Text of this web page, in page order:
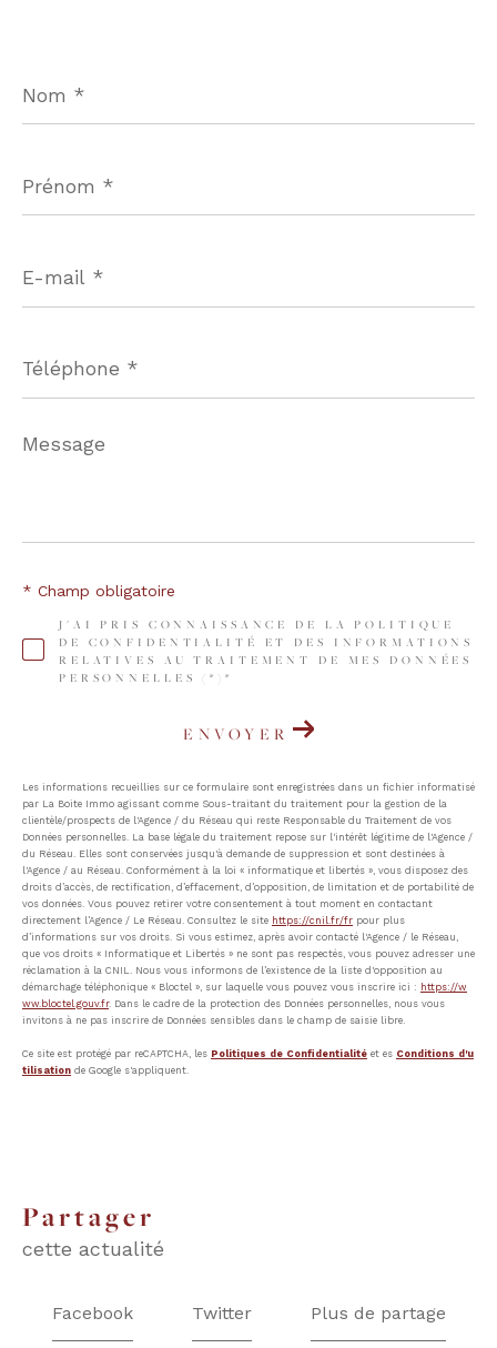
*
*
mail
*
*
Message
*
J'AI PRIS CONNAISSANCE DE LA POLITIQUE
DE CONFIDENTIALITÉ ET DES INFORMATIONS
RELATIVES AU TRAITEMENT DE MES DONNÉES
PERSONNELLES (*)*
* Champ obligatoire
ENVOYER
Les informations recueillies sur ce formulaire sont enregistrées dans un fichier informatisé
par La Boite Immo agissant comme Sous-traitant du traitement pour la gestion de la
clientèle/prospects de l'Agence / du Réseau qui reste Responsable du Traitement de vos
Données personnelles. La base légale du traitement repose sur l'intérêt légitime de l'Agence /
du Réseau. Elles sont conservées jusqu'à demande de suppression et sont destinées à
l'Agence / au Réseau. Conformément à la loi « informatique et libertés », vous disposez des
droits d’accès, de rectification, d’effacement, d’opposition, de limitation et de portabilité de
vos données. Vous pouvez retirer votre consentement à tout moment en contactant
directement l’Agence / Le Réseau. Consultez le site https://cnil.fr/fr pour plus
d’informations sur vos droits. Si vous estimez, après avoir contacté l'Agence / le Réseau,
que vos droits « Informatique et Libertés » ne sont pas respectés, vous pouvez adresser une
réclamation à la CNIL. Nous vous informons de l’existence de la liste d'opposition au
démarchage téléphonique « Bloctel », sur laquelle vous pouvez vous inscrire ici : https://w
ww.bloctel.gouv.fr. Dans le cadre de la protection des Données personnelles, nous vous
invitons à ne pas inscrire de Données sensibles dans le champ de saisie libre.
Ce site est protégé par reCAPTCHA, les Politiques de Confidentialité et es Conditions d'u
tilisation de Google s'appliquent.
partager
cette actualité
Facebook Twitter Plus de partage